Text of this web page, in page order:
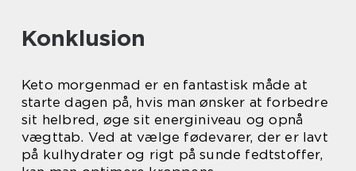
Konklusion
Keto morgenmad er en fantastisk måde at
starte dagen på, hvis man ønsker at forbedre
sit helbred, øge sit energiniveau og opnå
vægttab. Ved at vælge fødevarer, der er lavt
på kulhydrater og rigt på sunde fedtstoffer,